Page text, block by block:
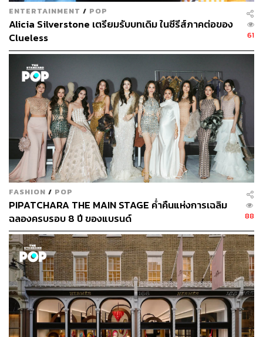
Pretty Woman (1990)
Character:Vivian Ward
Cast: Julie Roberts
ภาพยนตร์โรแมนติกเรื่องนี้กำกับโดยแกร์รี มาร์แชลล์เป็น
ภาพยนตร์คลาสสิกอีกเรื่องที่น่าประทับใจของจูเลีย โรเบิร์ตส์
ที่รับบทเป็นวิเวียน วอร์ดโสเภณีตกถังข้าวสารที่ได้การเลี้ยง
ดูจากหนุ่มนักธุรกิจเพื่อควงไปออกงานสังคม ลุคของวิเวียน
ในตอนแรกก็คือซ่าๆ แต่เมื่อชุบตัวเธอก็สวยอย่างไม่น่าเชื่อ
(จริงๆ เป็นจูเลียใส่อะไรก็สวย)
ENTERTAINMENT / POP
Alicia Silverstone เตรียมรับบทเดิม ในซีรีส์ภาคต่อของ
Clueless
61
FASHION / POP
PIPATCHARA THE MAIN STAGE ค่ำคืนแห่งการเฉลิม
ฉลองครบรอบ 8 ปี ของแบรนด์
88